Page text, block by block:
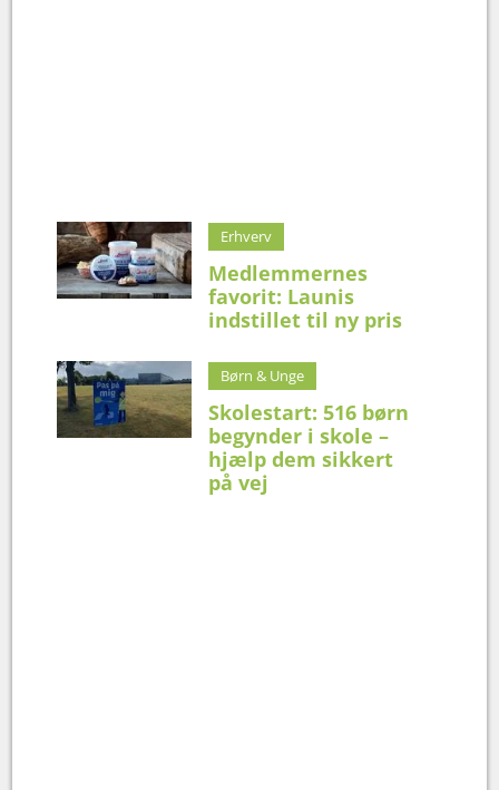
Erhverv
Medlemmernes
favorit: Launis
indstillet til ny pris
Børn & Unge
Skolestart: 516 børn
begynder i skole –
hjælp dem sikkert
på vej